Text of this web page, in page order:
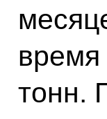
время
тонн.